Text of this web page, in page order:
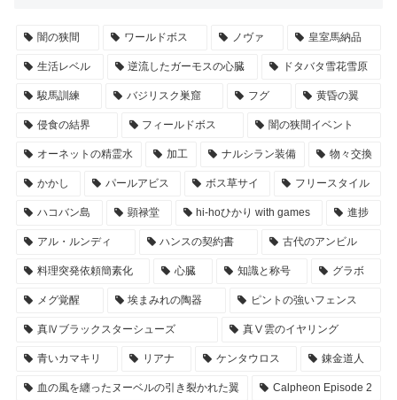
闇の狭間 ワールドボス ノヴァ 皇室馬納品
生活レベル 逆流したガーモスの心臓 ドタバタ雪花雪原
駿馬訓練 バジリスク巣窟 フグ 黄昏の翼
侵食の結界 フィールドボス 闇の狭間イベント
オーネットの精霊水 加工 ナルシラン装備 物々交換
かかし パールアビス ボス草サイ フリースタイル
ハコバン島 顕禄堂 hi-hoひかり with games 進捗
アル・ルンディ ハンスの契約書 古代のアンビル
料理突発依頼簡素化 心臓 知識と称号 グラボ
メグ覚醒 埃まみれの陶器 ピントの強いフェンス
真Ⅳブラックスターシューズ 真Ⅴ雲のイヤリング
青いカマキリ リアナ ケンタウロス 錬金道人
血の風を纏ったヌーベルの引き裂かれた翼 Calpheon Episode 2